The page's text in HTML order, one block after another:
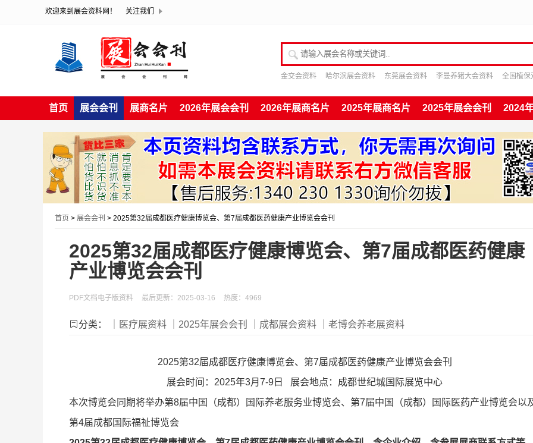
欢迎来到展会资料网！ 关注我们
请输入展会名称或关键词
金交会资料 哈尔滨展会资料 东莞展会资料 李曼养猪大会资料 全国植保
首页 展会会刊 展商名片 2026年展会会刊 2026年展商名片 2025年展商名片 2025年展会会刊 2024
首页 > 展会会刊 > 2025第32届成都医疗健康博览会、第7届成都医药健康产业博览会会刊
2025第32届成都医疗健康博览会、第7届成都医药健康
产业博览会会刊
PDF文档电子版资料 最后更新：2025-03-16 热度：4969
分类： ｜医疗展资料 ｜2025年展会会刊 ｜成都展会资料 ｜老博会养老展资料
2025第32届成都医疗健康博览会、第7届成都医药健康产业博览会会刊
展会时间：2025年3月7-9日 展会地点：成都世纪城国际展览中心
本次博览会同期将举办第8届中国（成都）国际养老服务业博览会、第7届中国（成都）国际医药产业博览会以
第4届成都国际福祉博览会